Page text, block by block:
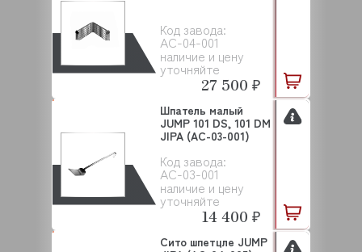
Код завода:
AC-04-001
наличие и цену
уточняйте
27 500 ₽
Код завода:
AC-03-001
наличие и цену
уточняйте
Шпатель малый
JUMP 101 DS, 101 DM
JIPA (AC-03-001)
14 400 ₽
Сито шпетцле JUMP